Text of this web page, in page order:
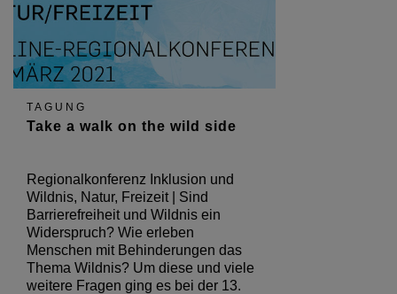
TAGUNG
Take a walk on the wild side
Regionalkonferenz Inklusion und
Wildnis, Natur, Freizeit | Sind
Barrierefreiheit und Wildnis ein
Widerspruch? Wie erleben
Menschen mit Behinderungen das
Thema Wildnis? Um diese und viele
weitere Fragen ging es bei der 13.